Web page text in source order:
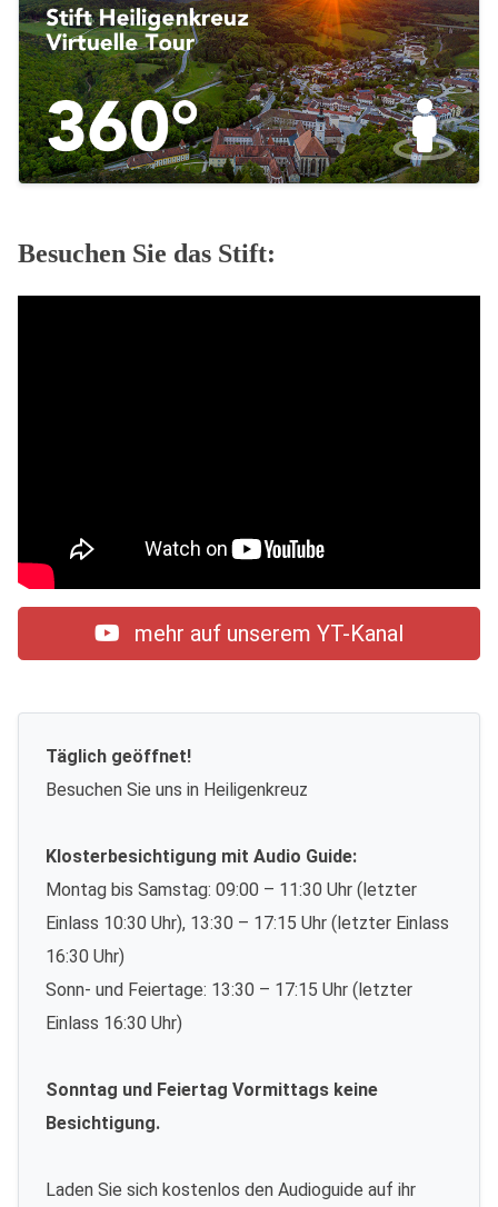
Besuchen Sie das Stift:
mehr auf unserem YT-Kanal
Täglich geöffnet!
Besuchen Sie uns in Heiligenkreuz
Klosterbesichtigung mit Audio Guide:
Montag bis Samstag: 09:00 – 11:30 Uhr (letzter
Einlass 10:30 Uhr), 13:30 – 17:15 Uhr (letzter Einlass
16:30 Uhr)
Sonn- und Feiertage: 13:30 – 17:15 Uhr (letzter
Einlass 16:30 Uhr)
Sonntag und Feiertag Vormittags keine
Besichtigung.
Laden Sie sich kostenlos den Audioguide auf ihr